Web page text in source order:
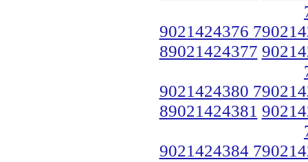
9021424376
89021424377
9021424380
89021424381
9021424384